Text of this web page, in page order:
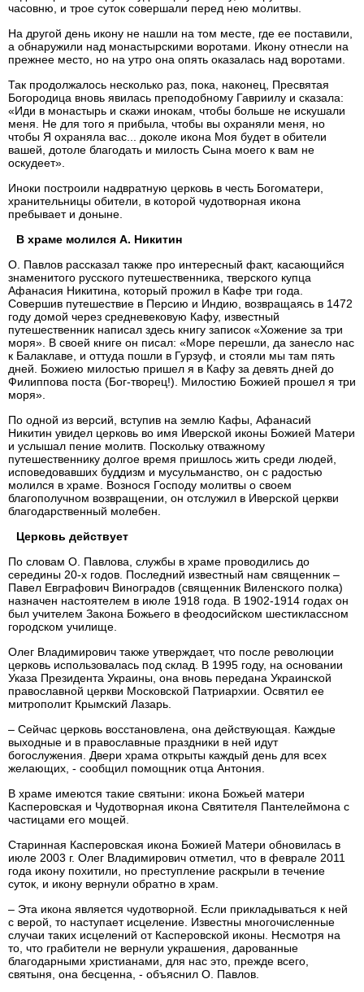
часовню, и трое суток совершали перед нею молитвы.
На другой день икону не нашли на том месте, где ее поставили,
а обнаружили над монастырскими воротами. Икону отнесли на
прежнее место, но на утро она опять оказалась над воротами.
Так продолжалось несколько раз, пока, наконец, Пресвятая
Богородица вновь явилась преподобному Гавриилу и сказала:
«Иди в монастырь и скажи инокам, чтобы больше не искушали
меня. Не для того я прибыла, чтобы вы охраняли меня, но
чтобы Я охраняла вас... доколе икона Моя будет в обители
вашей, дотоле благодать и милость Сына моего к вам не
оскудеет».
Иноки построили надвратную церковь в честь Богоматери,
хранительницы обители, в которой чудотворная икона
пребывает и доныне.
В храме молился А. Никитин
О. Павлов рассказал также про интересный факт, касающийся
знаменитого русского путешественника, тверского купца
Афанасия Никитина, который прожил в Кафе три года.
Совершив путешествие в Персию и Индию, возвращаясь в 1472
году домой через средневековую Кафу, известный
путешественник написал здесь книгу записок «Хожение за три
моря». В своей книге он писал: «Море перешли, да занесло нас
к Балаклаве, и оттуда пошли в Гурзуф, и стояли мы там пять
дней. Божиею милостью пришел я в Кафу за девять дней до
Филиппова поста (Бог-творец!). Милостию Божией прошел я три
моря».
По одной из версий, вступив на землю Кафы, Афанасий
Никитин увидел церковь во имя Иверской иконы Божией Матери
и услышал пение молитв. Поскольку отважному
путешественнику долгое время пришлось жить среди людей,
исповедовавших буддизм и мусульманство, он с радостью
молился в храме. Вознося Господу молитвы о своем
благополучном возвращении, он отслужил в Иверской церкви
благодарственный молебен.
Церковь действует
По словам О. Павлова, службы в храме проводились до
середины 20-х годов. Последний известный нам священник –
Павел Евграфович Виноградов (священник Виленского полка)
назначен настоятелем в июле 1918 года. В 1902-1914 годах он
был учителем Закона Божьего в феодосийском шестиклассном
городском училище.
Олег Владимирович также утверждает, что после революции
церковь использовалась под склад. В 1995 году, на основании
Указа Президента Украины, она вновь передана Украинской
православной церкви Московской Патриархии. Освятил ее
митрополит Крымский Лазарь.
– Сейчас церковь восстановлена, она действующая. Каждые
выходные и в православные праздники в ней идут
богослужения. Двери храма открыты каждый день для всех
желающих, - сообщил помощник отца Антония.
В храме имеются такие святыни: икона Божьей матери
Касперовская и Чудотворная икона Святителя Пантелеймона с
частицами его мощей.
Старинная Касперовская икона Божией Матери обновилась в
июле 2003 г. Олег Владимирович отметил, что в феврале 2011
года икону похитили, но преступление раскрыли в течение
суток, и икону вернули обратно в храм.
– Эта икона является чудотворной. Если прикладываться к ней
с верой, то наступает исцеление. Известны многочисленные
случаи таких исцелений от Касперовской иконы. Несмотря на
то, что грабители не вернули украшения, дарованные
благодарными христианами, для нас это, прежде всего,
святыня, она бесценна, - объяснил О. Павлов.